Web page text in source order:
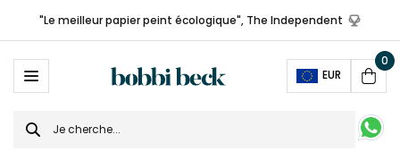
"Le meilleur papier peint écologique", The Independent
EUR
Cart
0
Search
for